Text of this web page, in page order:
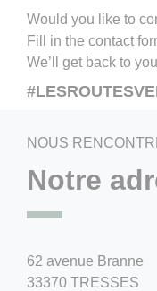
Would you like to
Fill in the contact
We’ll get back to
NOUS
Notre
62 avenue Branne
33370 TRESSES